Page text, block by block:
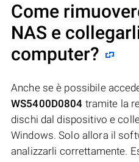
Come
NAS e
computer?
Anche se è possibile
WS5400D0804 tramite la
dischi dal dispositivo e
Windows. Solo allora il
analizzarli correttamente.